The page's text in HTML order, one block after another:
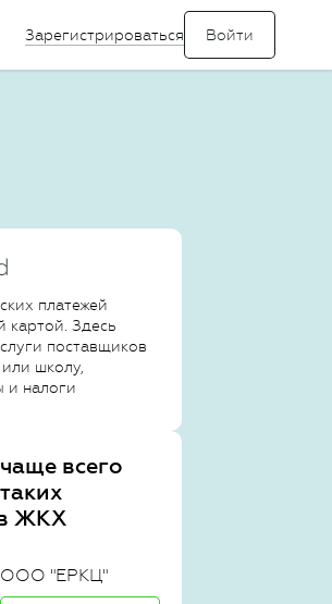
Зарегистрироваться
платежей
картой. Здесь
поставщиков
школу,
и налоги
всего
ЖКХ
ООО "ЕРКЦ"